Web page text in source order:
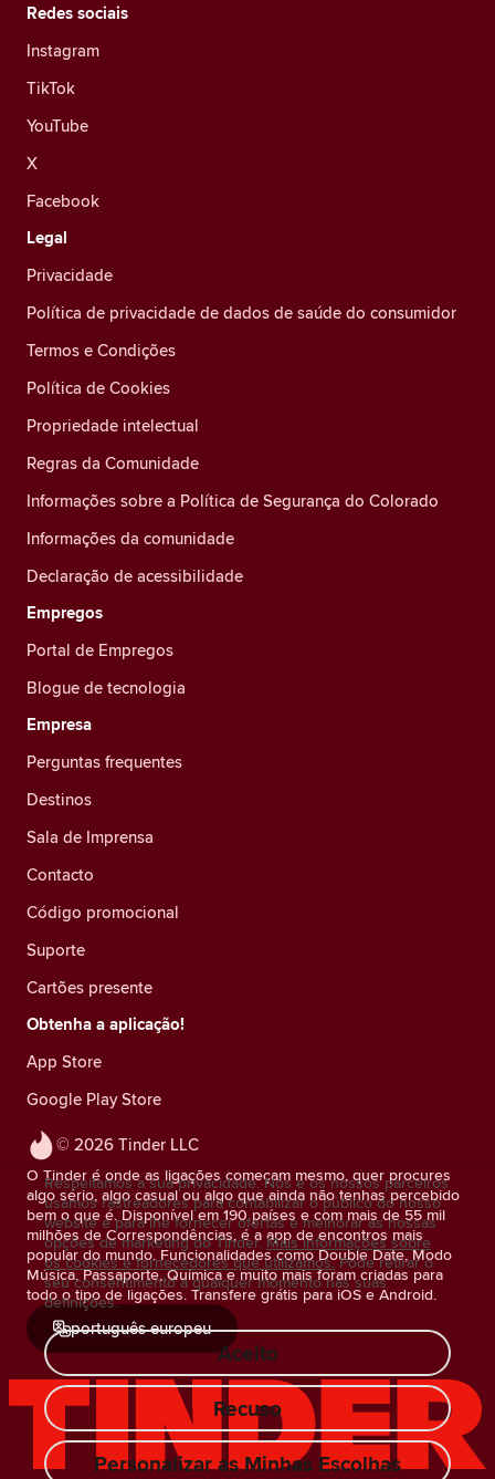
© 2026 Tinder LLC
O Tinder é onde as ligações começam mesmo, quer procures
algo sério, algo casual ou algo que ainda não tenhas percebido
bem o que é. Disponível em 190 países e com mais de 55 mil
milhões de Correspondências, é a app de encontros mais
popular do mundo. Funcionalidades como Double Date, Modo
Música, Passaporte, Química e muito mais foram criadas para
todo o tipo de ligações. Transfere grátis para iOS e Android.
português europeu
Redes sociais
Instagram
TikTok
YouTube
X
Facebook
Legal
Privacidade
Política de privacidade de dados de saúde do consumidor
Termos e Condições
Política de Cookies
Propriedade intelectual
Regras da Comunidade
Informações sobre a Política de Segurança do Colorado
Informações da comunidade
Declaração de acessibilidade
Empregos
Portal de Empregos
Blogue de tecnologia
Empresa
Perguntas frequentes
Destinos
Sala de Imprensa
Contacto
Código promocional
Suporte
Cartões presente
Obtenha a aplicação!
App Store
Google Play Store
Respeitamos a sua privacidade. Nós e os nossos parceiros
usamos rastreadores para contabilizar o público do nosso
website e para lhe fornecer ofertas e melhorar as nossas
opções de marketing do Tinder. Mais informações sobre
os cookies e fornecedores que utilizamos. Pode retirar o
seu consentimento a qualquer momento nas suas
definições.
Aceito
Recuso
Personalizar as Minhas Escolhas